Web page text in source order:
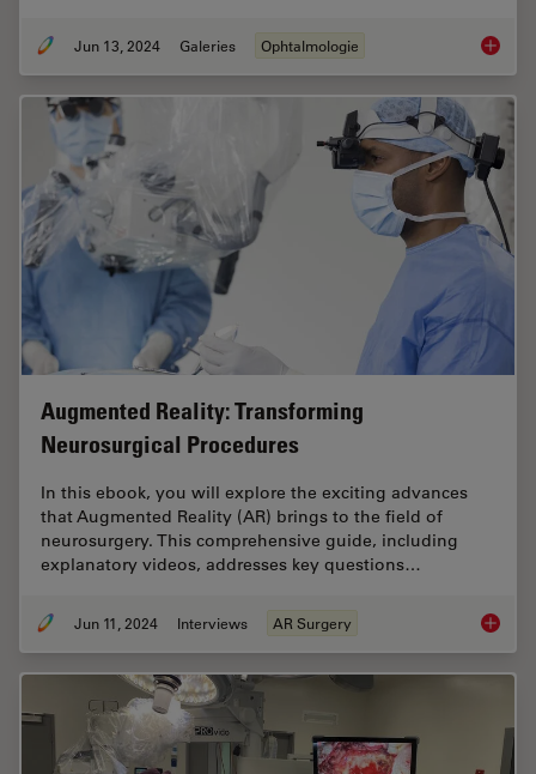
Jun 13, 2024 Galeries Ophtalmologie Buying
Augmented Reality: Transforming
Neurosurgical Procedures
In this ebook, you will explore the exciting advances
that Augmented Reality (AR) brings to the field of
neurosurgery. This comprehensive guide, including
explanatory videos, addresses key questions…
Jun 11, 2024 Interviews AR Surgery